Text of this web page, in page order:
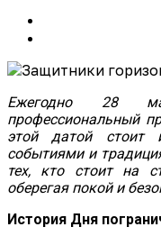
Ежегодно 28
профессиональный
этой датой стоит
событиями и
тех, кто стоит на
оберегая покой и
История Дня